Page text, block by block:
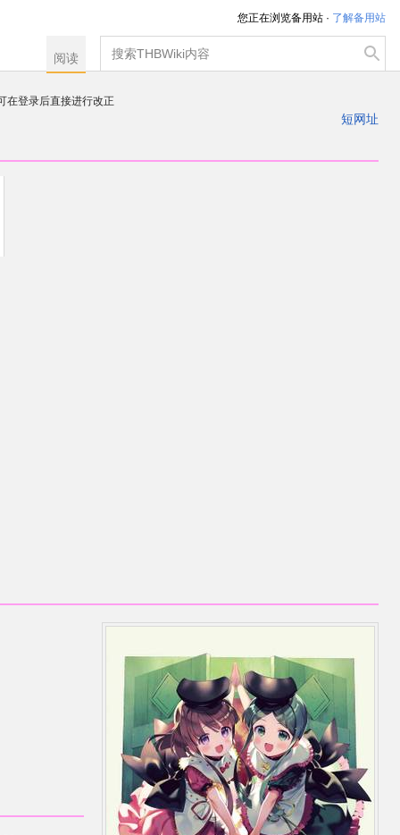
在登录后直接进行改正
短网址
您正在浏览备用站 · 了解备用站
阅读
搜
索